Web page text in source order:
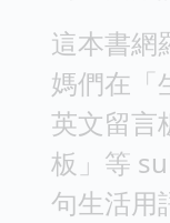
這本書網
媽們在「
英文留言
板」等
句生活用